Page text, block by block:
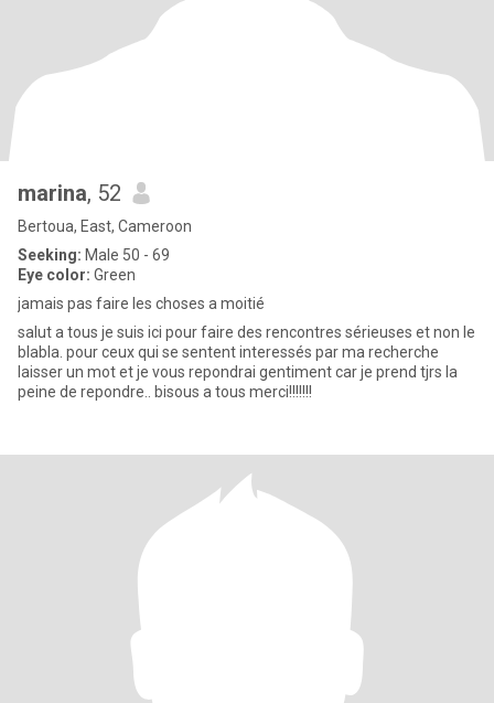
marina, 52
Bertoua, East, Cameroon
Seeking: Male 50 - 69
Eye color: Green
jamais pas faire les choses a moitié
salut a tous je suis ici pour faire des rencontres sérieuses et non le
blabla. pour ceux qui se sentent interessés par ma recherche
laisser un mot et je vous repondrai gentiment car je prend tjrs la
peine de repondre.. bisous a tous merci!!!!!!!